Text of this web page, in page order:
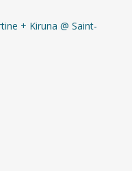
+ Kiruna @ Saint-